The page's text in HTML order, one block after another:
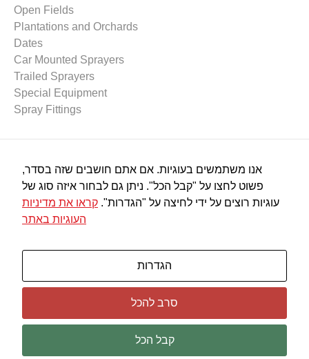
Open Fields
Plantations and Orchards
Dates
Car Mounted Sprayers
Trailed Sprayers
Special Equipment
Spray Fittings
Spray Pumps
Spray Nozzles
Spray Guns
Filters
© All rights reserved to raz Sprayers |
אנו משתמשים בעוגיות. אם אתם חושבים שזה בסדר,
פשוט לחצו על "קבל הכל". ניתן גם לבחור איזה סוג של
עוגיות רוצים על ידי לחיצה על "הגדרות". קראו את מדיניות
העוגיות באתר
הגדרות
סרב להכל
קבל הכל